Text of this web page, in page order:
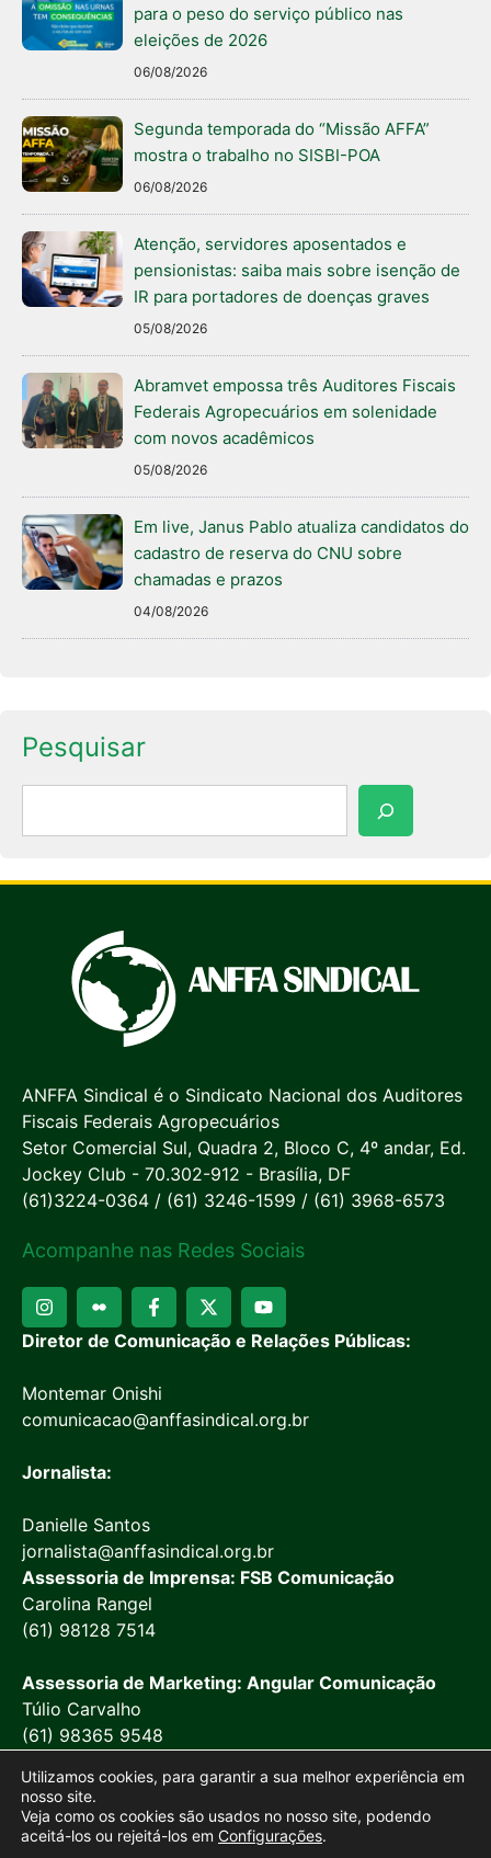
para o peso do serviço público nas
eleições de 2026
06/08/2026
Segunda temporada do “Missão AFFA”
mostra o trabalho no SISBI-POA
06/08/2026
Atenção, servidores aposentados e
pensionistas: saiba mais sobre isenção de
IR para portadores de doenças graves
05/08/2026
Abramvet empossa três Auditores Fiscais
Federais Agropecuários em solenidade
com novos acadêmicos
05/08/2026
Em live, Janus Pablo atualiza candidatos do
cadastro de reserva do CNU sobre
chamadas e prazos
04/08/2026
Pesquisar
ANFFA Sindical é o Sindicato Nacional dos Auditores
Fiscais Federais Agropecuários
Setor Comercial Sul, Quadra 2, Bloco C, 4º andar, Ed.
Jockey Club - 70.302-912 - Brasília, DF
(61)3224-0364 / (61) 3246-1599 / (61) 3968-6573
Acompanhe nas Redes Sociais
Diretor de Comunicação e Relações Públicas:
Montemar Onishi
comunicacao@anffasindical.org.br
Jornalista:
Danielle Santos
jornalista@anffasindical.org.br
Assessoria de Imprensa: FSB Comunicação
Carolina Rangel
(61) 98128 7514
Assessoria de Marketing: Angular Comunicação
Túlio Carvalho
(61) 98365 9548
Utilizamos cookies, para garantir a sua melhor experiência em
nosso site.
Veja como os cookies são usados no nosso site, podendo
aceitá-los ou rejeitá-los em Configurações.